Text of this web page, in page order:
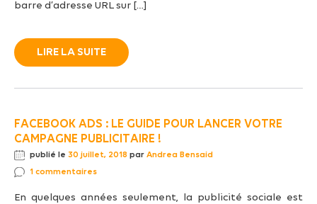
barre d’adresse URL sur […]
LIRE LA SUITE
FACEBOOK ADS : LE GUIDE POUR LANCER VOTRE
CAMPAGNE PUBLICITAIRE !
publié le 30 juillet, 2018 par Andrea Bensaid
1 commentaires
En quelques années seulement, la publicité sociale est